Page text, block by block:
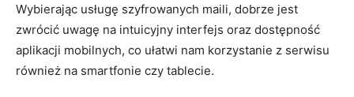
Wybierając usługę szyfrowanych maili, dobrze jest
zwrócić uwagę na intuicyjny interfejs oraz dostępność
aplikacji mobilnych, co ułatwi nam korzystanie z serwisu
również na smartfonie czy tablecie.